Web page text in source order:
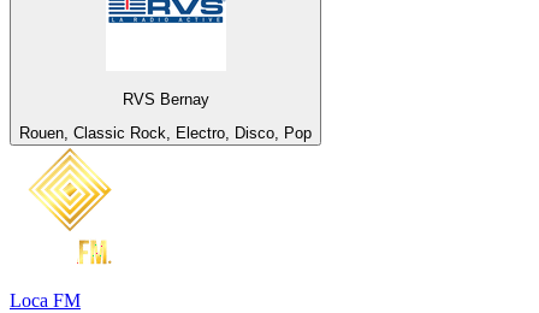
RVS Bernay
Rouen, Classic Rock, Electro, Disco, Pop
Loca FM